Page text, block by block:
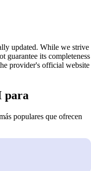
updated. While we strive
guarantee its completeness
provider's official website
para
populares que ofrecen